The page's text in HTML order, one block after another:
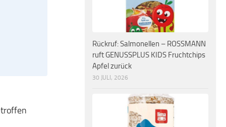
Rückruf: Salmonellen – ROSSMANN
ruft GENUSSPLUS KIDS Fruchtchips
Apfel zurück
30 JULI, 2026